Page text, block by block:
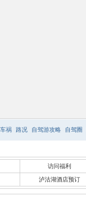
车祸 路况 自驾游攻略 自驾圈
访问福利
泸沽湖酒店预订